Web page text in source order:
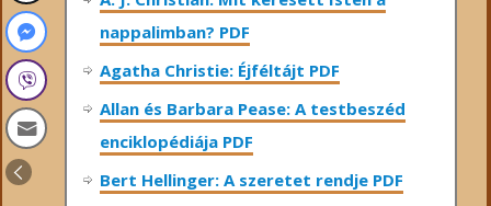
nappalimban? PDF
Agatha Christie: Éjféltájt PDF
Allan és Barbara Pease: A testbeszéd
enciklopédiája PDF
Bert Hellinger: A ​szeretet rendje PDF